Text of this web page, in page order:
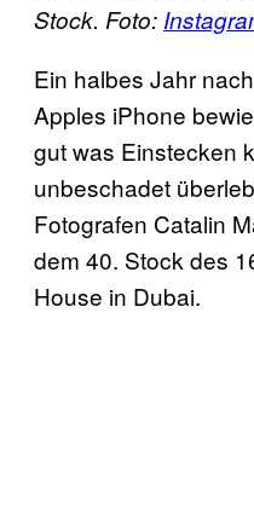
Stock. Foto:
Ein halbes Jahr
Apples iPhone
gut was Einstecken
unbeschadet
Fotografen Catalin
dem 40. Stock des
House in Dubai.